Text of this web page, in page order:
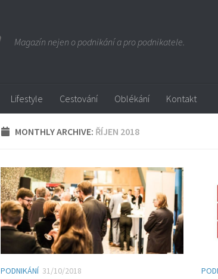
Magazín nejen o podnikání a pro podnikatele.
Lifestyle Cestování Oblékání Kontakt
MONTHLY ARCHIVE: ŘÍJEN 2018
PODNIKÁNÍ 31/10/2018